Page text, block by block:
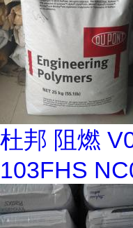
杜邦 阻燃
103FHS